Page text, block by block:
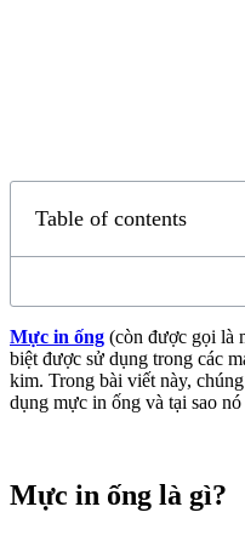
Table of contents
Mực in ống (còn được gọi là
biệt được sử dụng trong các
kim. Trong bài viết này,
dụng mực in ống và tại sao
Mực in ống là gì?